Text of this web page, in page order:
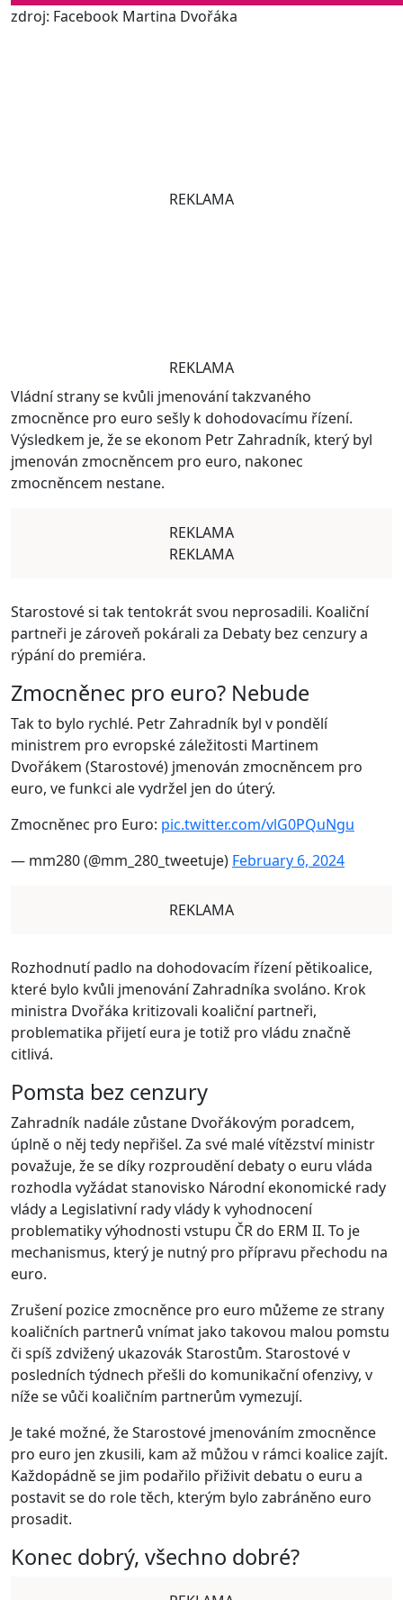
zdroj: Facebook Martina Dvořáka
REKLAMA
REKLAMA
Vládní strany se kvůli jmenování takzvaného
zmocněnce pro euro sešly k dohodovacímu řízení.
Výsledkem je, že se ekonom Petr Zahradník, který byl
jmenován zmocněncem pro euro, nakonec
zmocněncem nestane.
REKLAMA
REKLAMA
Starostové si tak tentokrát svou neprosadili. Koaliční
partneři je zároveň pokárali za Debaty bez cenzury a
rýpání do premiéra.
Zmocněnec pro euro? Nebude
Tak to bylo rychlé. Petr Zahradník byl v pondělí
ministrem pro evropské záležitosti Martinem
Dvořákem (Starostové) jmenován zmocněncem pro
euro, ve funkci ale vydržel jen do úterý.
Zmocněnec pro Euro: pic.twitter.com/vlG0PQuNgu
— mm280 (@mm_280_tweetuje) February 6, 2024
REKLAMA
Rozhodnutí padlo na dohodovacím řízení pětikoalice,
které bylo kvůli jmenování Zahradníka svoláno. Krok
ministra Dvořáka kritizovali koaliční partneři,
problematika přijetí eura je totiž pro vládu značně
citlivá.
Pomsta bez cenzury
Zahradník nadále zůstane Dvořákovým poradcem,
úplně o něj tedy nepřišel. Za své malé vítězství ministr
považuje, že se díky rozproudění debaty o euru vláda
rozhodla vyžádat stanovisko Národní ekonomické rady
vlády a Legislativní rady vlády k vyhodnocení
problematiky výhodnosti vstupu ČR do ERM II. To je
mechanismus, který je nutný pro přípravu přechodu na
euro.
Zrušení pozice zmocněnce pro euro můžeme ze strany
koaličních partnerů vnímat jako takovou malou pomstu
či spíš zdvižený ukazovák Starostům. Starostové v
posledních týdnech přešli do komunikační ofenzivy, v
níže se vůči koaličním partnerům vymezují.
Je také možné, že Starostové jmenováním zmocněnce
pro euro jen zkusili, kam až můžou v rámci koalice zajít.
Každopádně se jim podařilo přiživit debatu o euru a
postavit se do role těch, kterým bylo zabráněno euro
prosadit.
Konec dobrý, všechno dobré?